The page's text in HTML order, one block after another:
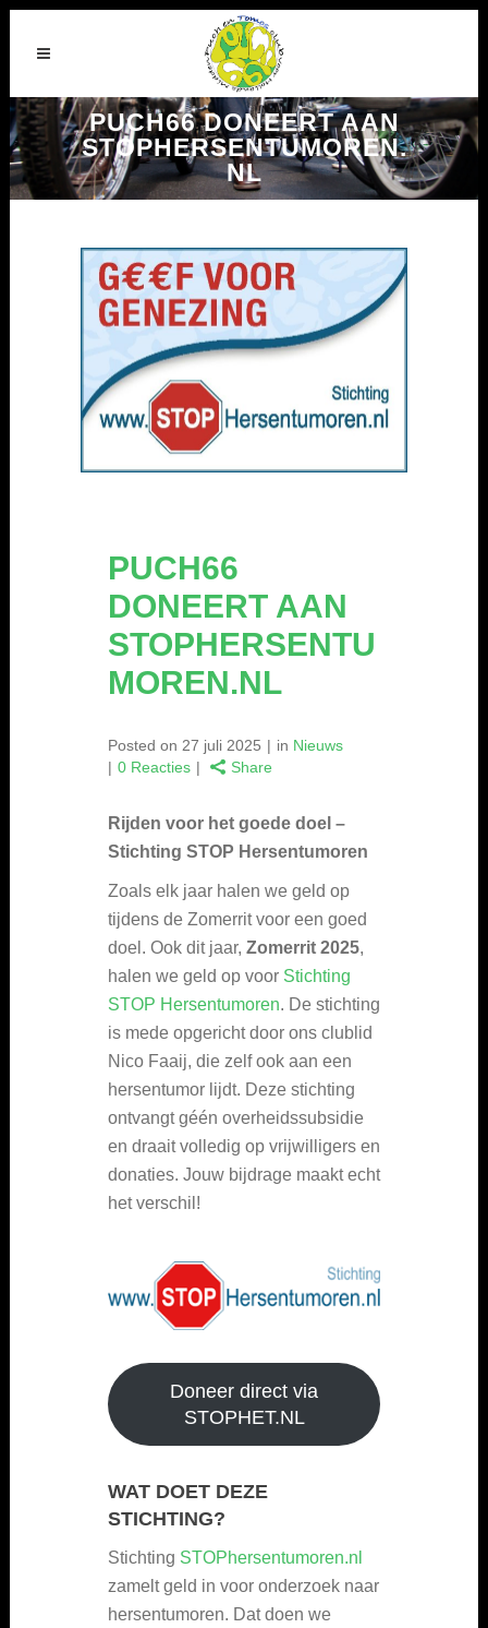
PUCH66 DONEERT AAN
STOPHERSENTUMOREN.
NL
PUCH66
DONEERT AAN
STOPHERSENTU
MOREN.NL
Posted on 27 juli 2025 in Nieuws
0 Reacties
Share
Rijden voor het goede doel –
Stichting STOP Hersentumoren
Zoals elk jaar halen we geld op
tijdens de Zomerrit voor een goed
doel. Ook dit jaar, Zomerrit 2025,
halen we geld op voor Stichting
STOP Hersentumoren. De stichting
is mede opgericht door ons clublid
Nico Faaij, die zelf ook aan een
hersentumor lijdt. Deze stichting
ontvangt géén overheidssubsidie
en draait volledig op vrijwilligers en
donaties. Jouw bijdrage maakt echt
het verschil!
Doneer direct via
STOPHET.NL
WAT DOET DEZE
STICHTING?
Stichting STOPhersentumoren.nl
zamelt geld in voor onderzoek naar
hersentumoren. Dat doen we